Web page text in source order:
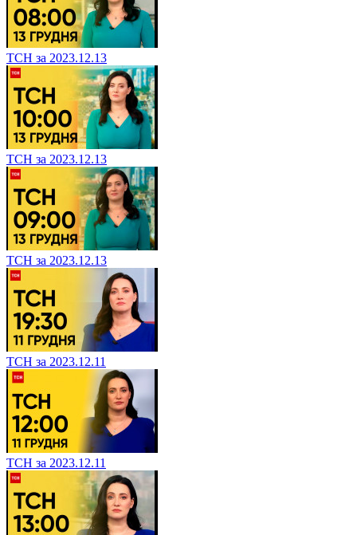
ТСН за 2023.12.13
ТСН за 2023.12.13
ТСН за 2023.12.13
ТСН за 2023.12.11
ТСН за 2023.12.11